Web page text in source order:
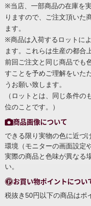
※当店、一部商品の在庫を
りますので、ご注文頂いた
ます。
※商品は入荷するロットに
ます。これらは生産の都合
前回ご注文と同じ商品でも
すことを予めご理解をいた
うお願い致します。
（ロットとは、同じ条件
位のことです。）
商品画像について
できる限り実物の色に近づ
環境（モニターの画面設定
実際の商品と色味が異なる
い。
お買い物ポイントについ
税抜き50円以下の商品はポ